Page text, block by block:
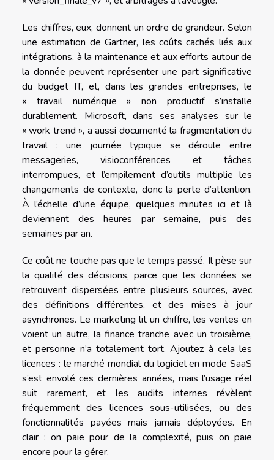
Les chiffres, eux, donnent un ordre de grandeur. Selon
une estimation de Gartner, les coûts cachés liés aux
intégrations, à la maintenance et aux efforts autour de
la donnée peuvent représenter une part significative
du budget IT, et, dans les grandes entreprises, le
« travail numérique » non productif s’installe
durablement. Microsoft, dans ses analyses sur le
« work trend », a aussi documenté la fragmentation du
travail : une journée typique se déroule entre
messageries, visioconférences et tâches
interrompues, et l’empilement d’outils multiplie les
changements de contexte, donc la perte d’attention.
À l’échelle d’une équipe, quelques minutes ici et là
deviennent des heures par semaine, puis des
semaines par an.
Ce coût ne touche pas que le temps passé. Il pèse sur
la qualité des décisions, parce que les données se
retrouvent dispersées entre plusieurs sources, avec
des définitions différentes, et des mises à jour
asynchrones. Le marketing lit un chiffre, les ventes en
voient un autre, la finance tranche avec un troisième,
et personne n’a totalement tort. Ajoutez à cela les
licences : le marché mondial du logiciel en mode SaaS
s’est envolé ces dernières années, mais l’usage réel
suit rarement, et les audits internes révèlent
fréquemment des licences sous-utilisées, ou des
fonctionnalités payées mais jamais déployées. En
clair : on paie pour de la complexité, puis on paie
encore pour la gérer.